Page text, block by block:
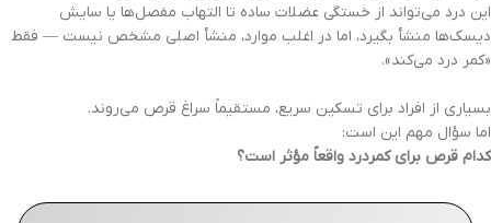
این درد می‌تواند از خستگی عضلات ساده تا التهاب مفصل‌ها یا سایش
دیسک‌ها منشأ بگیرد، اما در اغلب موارد، منشأ اصلی مشخص نیست — فقط
«کمر درد می‌کند».
بسیاری از افراد برای تسکین سریع، مستقیماً سراغ قرص می‌روند.
اما سؤال مهم این است:
کدام قرص برای کمردرد واقعاً مؤثر است؟